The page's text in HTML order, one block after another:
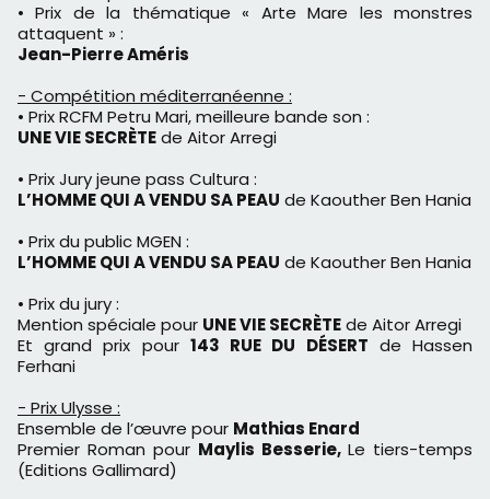
• Prix de la thématique « Arte Mare les monstres
attaquent » :
Jean-Pierre Améris
- Compétition méditerranéenne :
• Prix RCFM Petru Mari, meilleure bande son :
UNE VIE SECRÈTEde Aitor Arregi
• Prix Jury jeune pass Cultura :
L’HOMME QUI A VENDU SA PEAU de Kaouther Ben Hania
• Prix du public MGEN :
L’HOMME QUI A VENDU SA PEAU de Kaouther Ben Hania
• Prix du jury :
Mention spéciale pour UNE VIE SECRÈTEde Aitor Arregi
Et grand prix pour 143 RUE DU DÉSERT de Hassen
Ferhani
- Prix Ulysse :
Ensemble de l’œuvre pour Mathias Enard
Premier Roman pour Maylis Besserie, Le tiers-temps
(Editions Gallimard)